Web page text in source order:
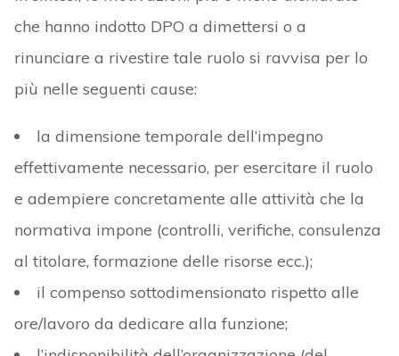
che hanno indotto DPO a dimettersi o a
rinunciare a rivestire tale ruolo si ravvisa per lo
più nelle seguenti cause:
la dimensione temporale dell’impegno
effettivamente necessario, per esercitare il ruolo
e adempiere concretamente alle attività che la
normativa impone (controlli, verifiche, consulenza
al titolare, formazione delle risorse ecc.);
il compenso sottodimensionato rispetto alle
ore/lavoro da dedicare alla funzione;